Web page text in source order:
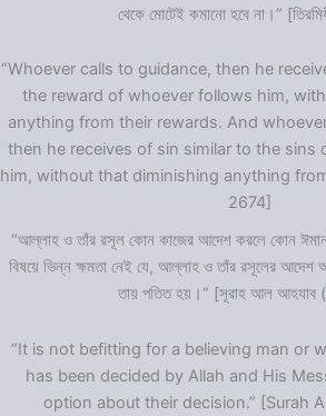
থেকে মোটেই কমানো হবে না।”
“Whoever calls to guidance, then he
the reward of whoever follows him,
anything from their rewards. And
then he receives of sin similar to the sins
him, without that diminishing anything
2674]
“আল্লাহ ও তাঁর রসূল কোন কাজের আদেশ করলে কোন
বিষয়ে ভিন্ন ক্ষমতা নেই যে, আল্লাহ ও তাঁর রসূলের আদেশ
তায় পতিত হয়।” [সূরাহ আল আহযাব
“It is not befitting for a believing man or
has been decided by Allah and His
option about their decision.” [Surah